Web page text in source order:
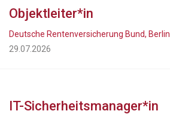
Objektleiter*in
Deutsche Rentenversicherung Bund, Berlin
29.07.2026
IT-Sicherheitsmanager*in